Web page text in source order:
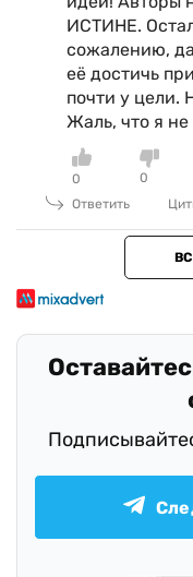
ИСТИНЕ.
сожалению,
её достичь
почти у цели.
Жаль, что я
0
0
Ответить